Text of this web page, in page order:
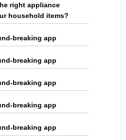
right appliance
household items?
breaking app
breaking app
breaking app
breaking app
breaking app